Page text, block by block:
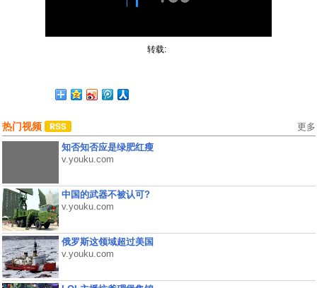
转载:
热门视频 更多
知否知否应是绿肥红瘦
v.youku.com
中国的武器不被认可?
v.youku.com
俄罗斯这领域超过美国
v.youku.com